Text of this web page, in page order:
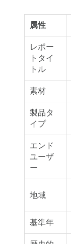
属性
レポー
トタイ
トル
素材
製品タ
イプ
エンド
ユーザ
ー
地域
基準年